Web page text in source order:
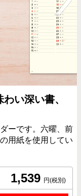
い深い書、
ーです。六曜、前
用紙を使用してい
1,539 円(税別)